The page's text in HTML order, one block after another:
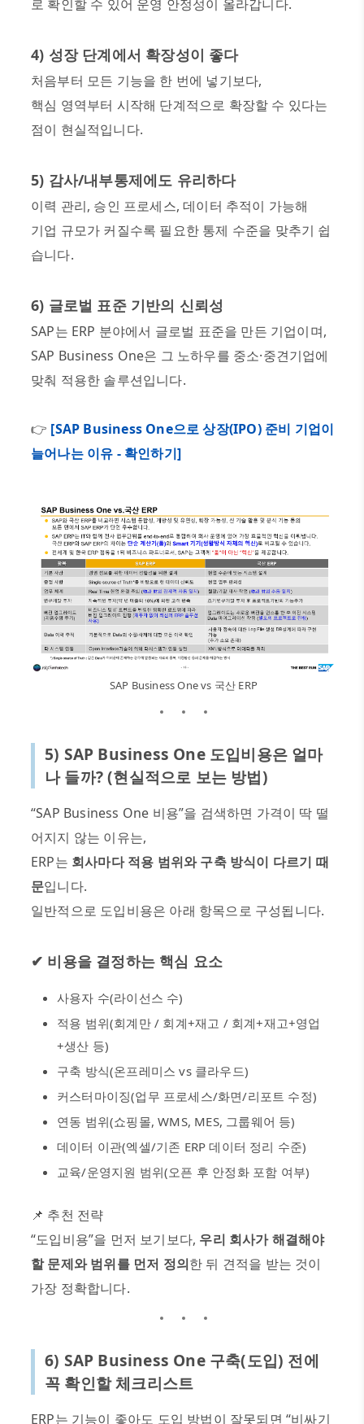
로 확인할 수 있어 운영 안정성이 올라갑니다.
4) 성장 단계에서 확장성이 좋다
처음부터 모든 기능을 한 번에 넣기보다,
핵심 영역부터 시작해 단계적으로 확장할 수 있다는
점이 현실적입니다.
5) 감사/내부통제에도 유리하다
이력 관리, 승인 프로세스,데이터 추적이 가능해
기업 규모가 커질수록 필요한 통제 수준을 맞추기 쉽
습니다.
6) 글로벌 표준 기반의 신뢰성
SAP는 ERP 분야에서 글로벌 표준을 만든 기업이며,
SAP Business One은 그 노하우를 중소·중견기업에
맞춰 적용한 솔루션입니다.
👉 [SAP Business One으로 상장(IPO) 준비 기업이
늘어나는 이유 - 확인하기]
SAP Business One vs 국산 ERP
5) SAP Business One 도입비용은 얼마
나 들까? (현실적으로 보는 방법)
“SAP Business One 비용”을 검색하면 가격이 딱 떨
어지지 않는 이유는,
ERP는 회사마다 적용 범위와 구축 방식이 다르기 때
문입니다.
일반적으로 도입비용은 아래 항목으로 구성됩니다.
✔ 비용을 결정하는 핵심 요소
사용자 수(라이선스 수)
적용 범위(회계만/ 회계+재고 / 회계+재고+영업
+생산 등)
구축 방식(온프레미스 vs 클라우드)
커스터마이징(업무 프로세스/화면/리포트 수정)
연동 범위(쇼핑몰, WMS, MES, 그룹웨어 등)
데이터 이관(엑셀/기존 ERP데이터 정리 수준)
교육/운영지원 범위(오픈 후 안정화 포함 여부)
📌 추천 전략
“도입비용”을 먼저 보기보다, 우리 회사가 해결해야
할 문제와 범위를 먼저 정의한 뒤 견적을 받는 것이
가장 정확합니다.
6) SAP Business One 구축(도입) 전에
꼭 확인할 체크리스트
ERP는 기능이 좋아도 도입 방법이 잘못되면 “비싸기